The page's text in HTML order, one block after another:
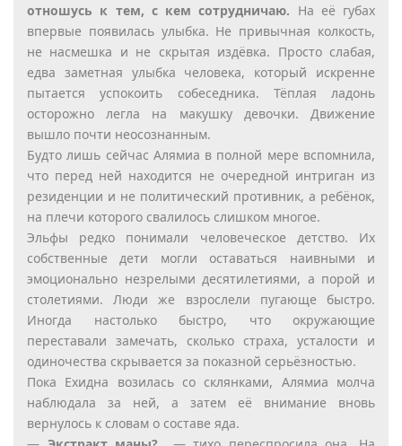
отношусь к тем, с кем сотрудничаю. На её губах
впервые появилась улыбка. Не привычная колкость,
не насмешка и не скрытая издёвка. Просто слабая,
едва заметная улыбка человека, который искренне
пытается успокоить собеседника. Тёплая ладонь
осторожно легла на макушку девочки. Движение
вышло почти неосознанным.
Будто лишь сейчас Алямиа в полной мере вспомнила,
что перед ней находится не очередной интриган из
резиденции и не политический противник, а ребёнок,
на плечи которого свалилось слишком многое.
Эльфы редко понимали человеческое детство. Их
собственные дети могли оставаться наивными и
эмоционально незрелыми десятилетиями, а порой и
столетиями. Люди же взрослели пугающе быстро.
Иногда настолько быстро, что окружающие
переставали замечать, сколько страха, усталости и
одиночества скрывается за показной серьёзностью.
Пока Ехидна возилась со склянками, Алямиа молча
наблюдала за ней, а затем её внимание вновь
вернулось к словам о составе яда.